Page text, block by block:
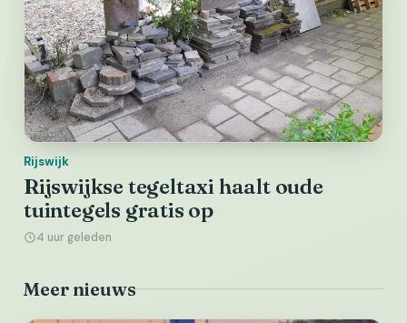
Rijswijk
Rijswijkse tegeltaxi haalt oude
tuintegels gratis op
4 uur geleden
Meer nieuws